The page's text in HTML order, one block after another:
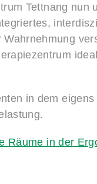
Tettnang nun
in dem
Räume in der